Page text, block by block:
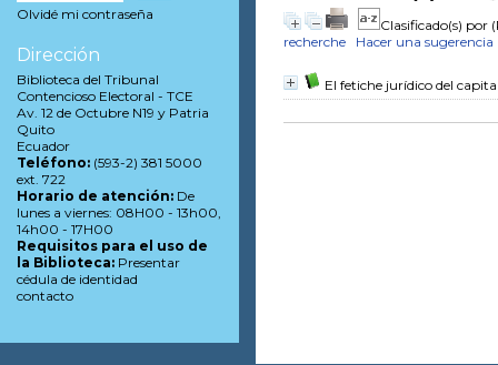
Clasificado(s) por
recherche
Hacer una sugerencia
El fetiche jurídico del
Olvidé mi contraseña
Dirección
Biblioteca del Tribunal
Contencioso Electoral - TCE
Av. 12 de Octubre N19 y Patria
Quito
Ecuador
Teléfono: (593-2) 381 5000
ext. 722
Horario de atención: De
lunes a viernes: 08H00 - 13h00,
14h00 - 17H00
Requisitos para el uso de
la Biblioteca: Presentar
cédula de identidad
contacto